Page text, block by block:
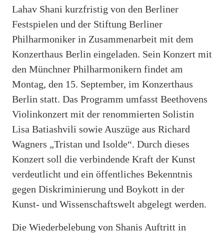
Lahav Shani kurzfristig von den Berliner
Festspielen und der Stiftung Berliner
Philharmoniker in Zusammenarbeit mit dem
Konzerthaus Berlin eingeladen. Sein Konzert mit
den Münchner Philharmonikern findet am
Montag, den 15. September, im Konzerthaus
Berlin statt. Das Programm umfasst Beethovens
Violinkonzert mit der renommierten Solistin
Lisa Batiashvili sowie Auszüge aus Richard
Wagners „Tristan und Isolde“. Durch dieses
Konzert soll die verbindende Kraft der Kunst
verdeutlicht und ein öffentliches Bekenntnis
gegen Diskriminierung und Boykott in der
Kunst- und Wissenschaftswelt abgelegt werden.
Die Wiederbelebung von Shanis Auftritt in